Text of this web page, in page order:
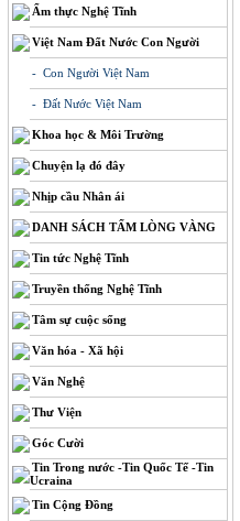
Ẩm thực Nghệ Tĩnh
Việt Nam Đất Nước Con Người
- Con Người Việt Nam
- Đất Nước Việt Nam
Khoa học & Môi Trường
Chuyện lạ đó đây
Nhịp cầu Nhân ái
DANH SÁCH TẤM LÒNG VÀNG
Tin tức Nghệ Tĩnh
Truyền thống Nghệ Tĩnh
Tâm sự cuộc sống
Văn hóa - Xã hội
Văn Nghệ
Thư Viện
Góc Cười
Tin Trong nước -Tin Quốc Tế -Tin
Ucraina
Tin Cộng Đồng